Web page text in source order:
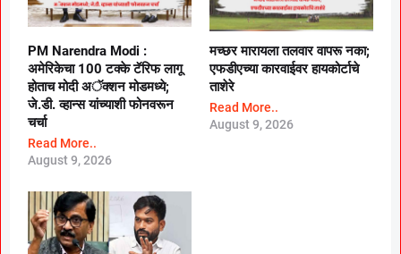
PM Narendra Modi :
अमेरिकेचा 100 टक्के टॅरिफ लागू
होताच मोदी अॅक्शन मोडमध्ये;
जे.डी. व्हान्स यांच्याशी फोनवरून
चर्चा
Read More..
August 9, 2026
मच्छर मारायला तलवार वापरू नका;
एफडीएच्या कारवाईवर हायकोर्टाचे
ताशेरे
Read More..
August 9, 2026